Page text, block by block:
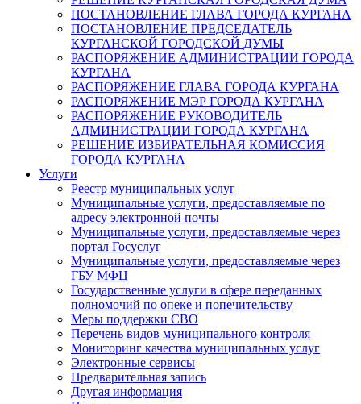
ПОСТАНОВЛЕНИЕ ГЛАВА ГОРОДА КУРГАНА
ПОСТАНОВЛЕНИЕ ПРЕДСЕДАТЕЛЬ
КУРГАНСКОЙ ГОРОДСКОЙ ДУМЫ
РАСПОРЯЖЕНИЕ АДМИНИСТРАЦИИ ГОРОДА
КУРГАНА
РАСПОРЯЖЕНИЕ ГЛАВА ГОРОДА КУРГАНА
РАСПОРЯЖЕНИЕ МЭР ГОРОДА КУРГАНА
РАСПОРЯЖЕНИЕ РУКОВОДИТЕЛЬ
АДМИНИСТРАЦИИ ГОРОДА КУРГАНА
РЕШЕНИЕ ИЗБИРАТЕЛЬНАЯ КОМИССИЯ
ГОРОДА КУРГАНА
Услуги
Реестр муниципальных услуг
Муниципальные услуги, предоставляемые по
адресу электронной почты
Муниципальные услуги, предоставляемые через
портал Госуслуг
Муниципальные услуги, предоставляемые через
ГБУ МФЦ
Государственные услуги в сфере переданных
полномочий по опеке и попечительству
Меры поддержки СВО
Перечень видов муниципального контроля
Мониторинг качества муниципальных услуг
Электронные сервисы
Предварительная запись
Другая информация